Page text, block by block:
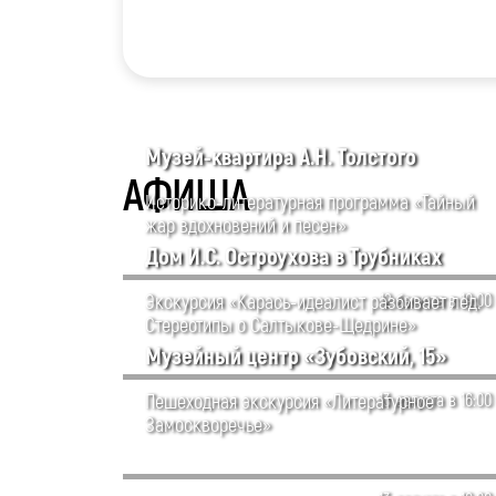
АФИША
12 августа в 19:00
Музей-квартира А.Н. Толстого
Историко-литературная программа «Тайный
жар вдохновений и песен»
13 августа в 16:00
Дом И.С. Остроухова в Трубниках
Экскурсия «Карась-идеалист разбивает лед.
Стереотипы о Салтыкове-Щедрине»
Музейный центр «Зубовский, 15»
Пешеходная экскурсия «Литературное
Замоскворечье»